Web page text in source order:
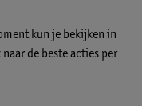
kun je bekijken in
de beste acties per